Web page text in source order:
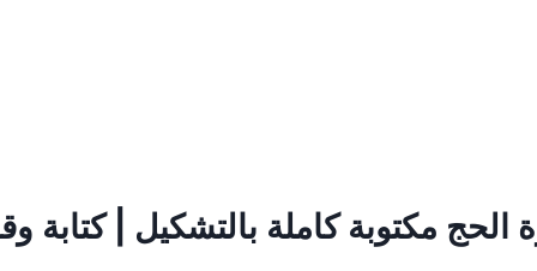
الحج مكتوبة كاملة بالتشكيل | كتابة